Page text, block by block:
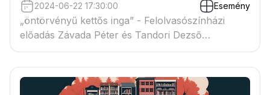
2024-06-22 17:30:00 Esemény
„öntörvényű kettős inga” - Felolvasószínházi
előadás Závada Péter és Tandori Dezső
szövegeiből